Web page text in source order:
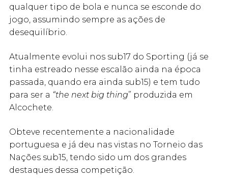
qualquer tipo de bola e nunca se esconde do
jogo, assumindo sempre as ações de
desequilíbrio.
Atualmente evolui nos sub17 do Sporting (já se
tinha estreado nesse escalão ainda na época
passada, quando era ainda sub15) e tem tudo
para ser a “the next big thing” produzida em
Alcochete.
Obteve recentemente a nacionalidade
portuguesa e já deu nas vistas no Torneio das
Nações sub15, tendo sido um dos grandes
destaques dessa competição.